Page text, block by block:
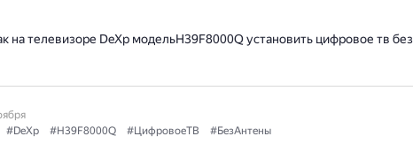
на телевизоре DeXp модельH39F8000Q установить цифровое тв без
#DeXp #H39F8000Q #ЦифровоеТВ #БезАнтены